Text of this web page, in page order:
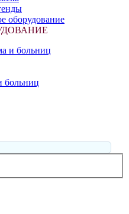
оборудование
больниц